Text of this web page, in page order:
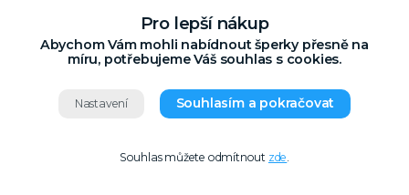
Pro lepší nákup
Abychom Vám mohli nabídnout šperky přesně na
míru, potřebujeme Váš souhlas s cookies.
Nastavení Souhlasím a pokračovat
Souhlas můžete odmítnout zde.